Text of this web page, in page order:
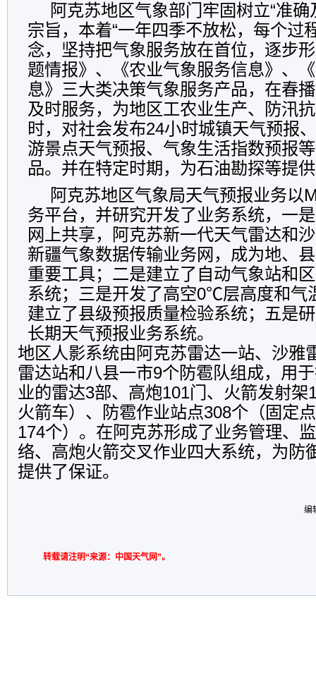
阿克苏地区气象部门牢固树立“准
宗旨，本着“一年四季不放松，每个过
念，坚持把气象服务放在首位，逐步
题情报》、《农业气象服务信息》、
息》三大类决策气象服务产品，在春
及时服务，为地区工农业生产、防汛
时，对社会发布24小时城镇天气预报
游景点天气预报、气象生活指数预报
品。并在特定时期，为石油勘探等提
阿克苏地区气象局天气预报业务以
务平台，并研究开发了业务系统，一
网上共享，阿克苏新一代天气雷达和
新疆气象数据传输业务网，成为地、
重要工具；二是建立了自动气象站和
系统；三是开发了高空0℃层高度和气
建立了县级预报质量检验系统；五是
长期天气预报业务系统。
地区人影系统由阿克苏雷达一站、沙雅
雷达站和八县一市9个防雹队组成，用
业的雷达3部、高炮101门、火箭发射架
火箭车）、防雹作业站点308个（固定
174个）。在阿克苏形成了业务管理、
络、高炮火箭交叉作业四大系统，为防
提供了保证。
编
转载请注明“来源：中国天气网”。